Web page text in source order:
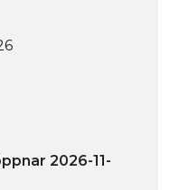
2026-11-